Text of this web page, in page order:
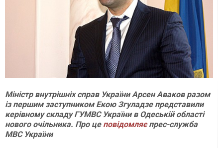
Міністр внутрішніх справ України Арсен Аваков разом
із першим заступником Екою Згуладзе представили
керівному складу ГУМВС України в Одеській області
нового очільника. Про це повідомляєпрес-служба
МВС України